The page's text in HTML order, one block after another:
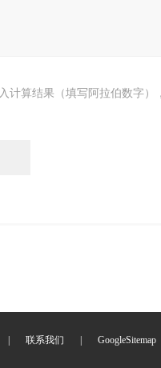
计算结果（填写阿拉伯数字）
联系我们 GoogleSitemap